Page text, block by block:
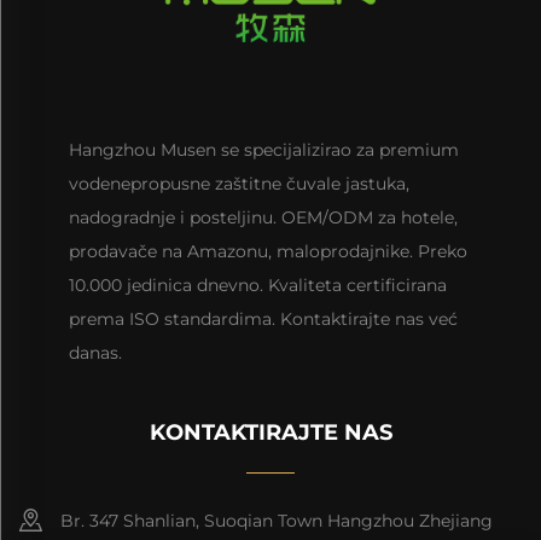
Hangzhou Musen se specijalizirao za premium
vodenepropusne zaštitne čuvale jastuka,
nadogradnje i posteljinu. OEM/ODM za hotele,
prodavače na Amazonu, maloprodajnike. Preko
10.000 jedinica dnevno. Kvaliteta certificirana
prema ISO standardima. Kontaktirajte nas već
danas.
KONTAKTIRAJTE NAS
Br. 347 Shanlian, Suoqian Town Hangzhou Zhejiang